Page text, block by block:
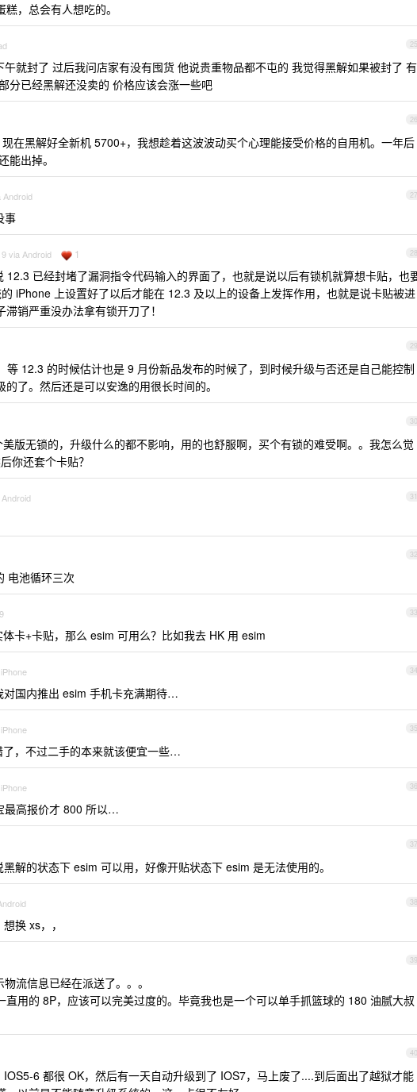
，总会有人想吃的。
25
就封了 过后我问店家有没有囤货 他说贵重物品都不屯的 我觉得黑解如果被封了 有
分已经黑解还没卖的 价格应该会涨一些吧
26
在黑解好全新机 5700+，我想趁着这波波动买个心理能接受价格的自用机。一年后
能出掉。
27
Android
事
28
via Android 1
12.3 已经封堵了漏洞指令代码输入的界面了，也就是说以后有锁机就算想卡贴，也
iPhone 上设置好了以后才能在 12.3 及以上的设备上发挥作用，也就是说卡贴被进
销严重没办法拿有锁开刀了！
29
等 12.3 的时候估计也是 9 月份新品发布的时候了，到时候升级与否还是自己能控制
了。然后还是可以安逸的用很长时间的。
30
版无锁的，升级什么的都不影响，用的也舒服啊，买个有锁的难受啊。。我怎么觉
你还套个卡贴？
31
32
电池循环三次
33
卡+卡贴，那么 esim 可用么？比如我去 HK 用 esim
34
对国内推出 esim 手机卡充满期待…
35
了，不过二手的本来就该便宜一些…
36
最高报价才 800 所以…
37
黑解的状态下 esim 可以用，好像开贴状态下 esim 是无法使用的。
38
换 xs，，
39
流信息已经在派送了。。。
直用的 8P，应该可以完美过度的。毕竟我也是一个可以单手抓篮球的 180 油腻大叔
40
6 都很 OK，然后有一天自动升级到了 IOS7，马上废了....到后面出了越狱才能